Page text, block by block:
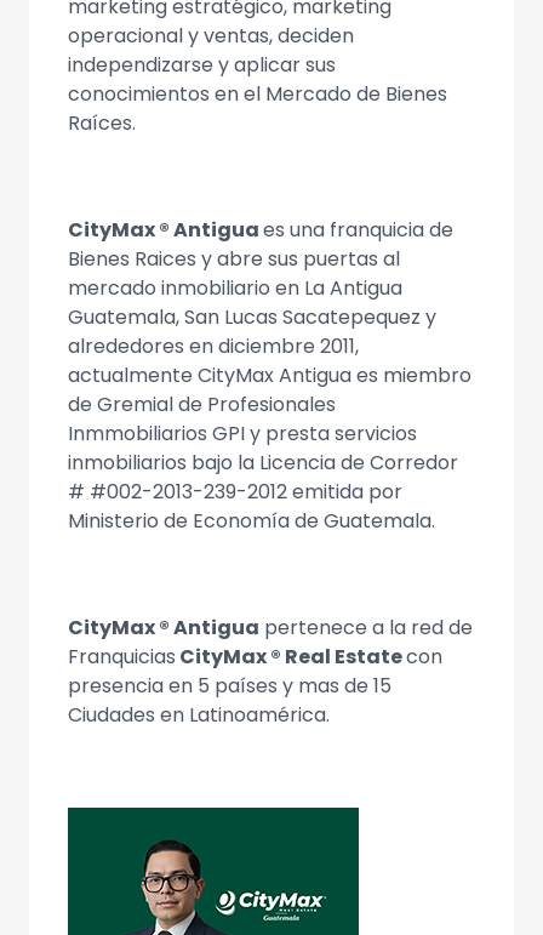
marketing estratégico, marketing
operacional y ventas, deciden
independizarse y aplicar sus
conocimientos en el Mercado de Bienes
Raíces.
CityMax ® Antiguaes una franquicia de
Bienes Raices y abre sus puertas al
mercado inmobiliario en La Antigua
Guatemala, San Lucas Sacatepequez y
alrededores en diciembre 2011,
actualmente CityMax Antigua es miembro
de Gremial de Profesionales
Inmmobiliarios GPI y presta servicios
inmobiliarios bajo la Licencia de Corredor
# #002-2013-239-2012 emitida por
Ministerio de Economía de Guatemala.
CityMax ® Antigua pertenece a la red de
Franquicias CityMax ® Real Estatecon
presencia en 5 países y mas de 15
Ciudades en Latinoamérica.